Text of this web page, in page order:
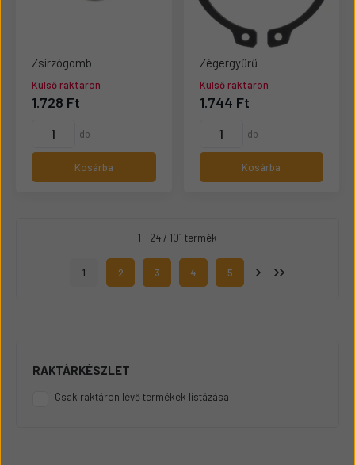
Zsírzógomb
Külső raktáron
1.728 Ft
db
Kosárba
Zégergyűrű
Külső raktáron
1.744 Ft
db
Kosárba
1 - 24 / 101 termék
1 2 3 4 5
RAKTÁRKÉSZLET
Csak raktáron lévő termékek listázása